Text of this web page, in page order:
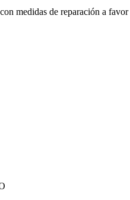
medidas de reparación a favor